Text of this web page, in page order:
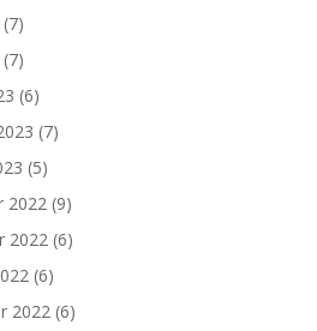
(7)
(7)
(6)
(7)
(5)
2022 (9)
2022 (6)
(6)
2022 (6)